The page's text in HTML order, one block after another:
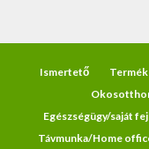
Ismertető
Egészségügy/saját
Távmunka/Home